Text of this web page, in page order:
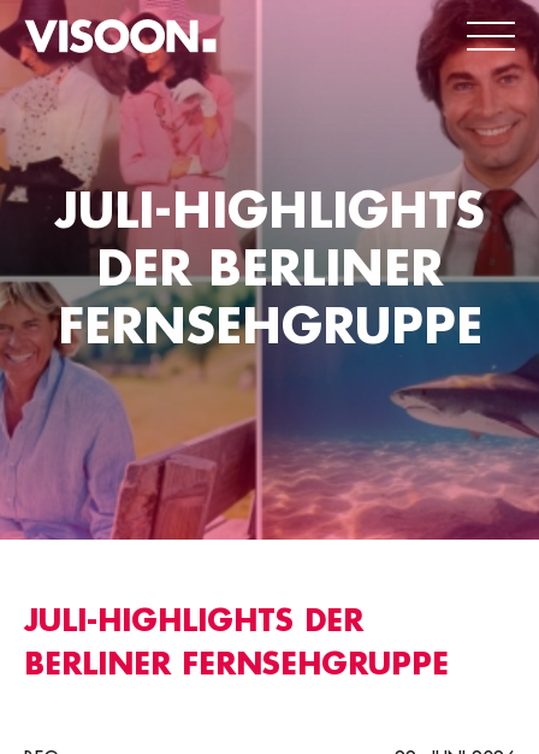
JULI-HIGHLIGHTS
DER BERLINER
FERNSEHGRUPPE
JULI-HIGHLIGHTS DER
BERLINER FERNSEHGRUPPE